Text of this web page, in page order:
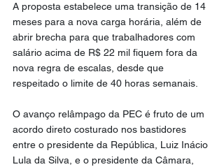
A proposta estabelece uma transição de 14
meses para a nova carga horária, além de
abrir brecha para que trabalhadores com
salário acima de R$ 22 mil fiquem fora da
nova regra de escalas, desde que
respeitado o limite de 40 horas semanais.
O avanço relâmpago da PEC é fruto de um
acordo direto costurado nos bastidores
entre o presidente da República, Luiz Inácio
Lula da Silva, e o presidente da Câmara,